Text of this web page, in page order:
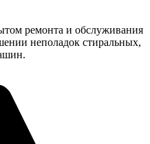
ремонта и обслуживания
неполадок стиральных,